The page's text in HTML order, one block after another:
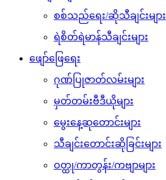
စစ်သည်ရေး/ဆိုသီချင်းများ
ရဲစိတ်ရဲမာန်သီချင်းများ
ဖျော်ဖြေရေး
ဂုဏ်ပြုဇာတ်လမ်းများ
မှတ်တမ်းဗီဒီယိုများ
မွေးနေ့ဆုတောင်းများ
သီချင်းတောင်းဆိုခြင်းများ
ဝတ္ထု/ကာတွန်း/ကဗျာများ